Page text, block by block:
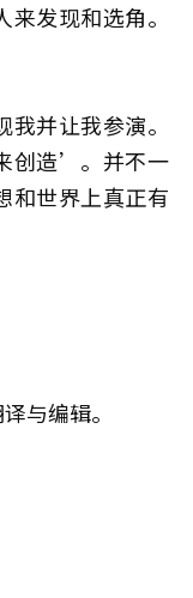
发现和选角。
并让我参演。
创造’。并不一
和世界上真正有
与编辑。